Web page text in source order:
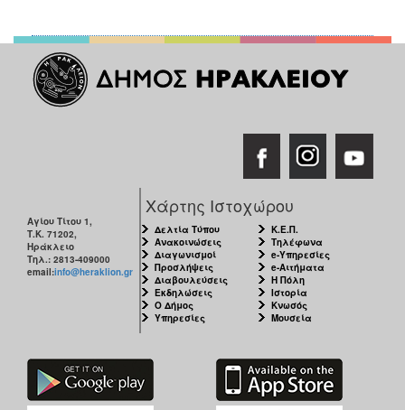
Αγίου Τίτου 1,
Τ.Κ. 71202,
Ηράκλειο
Τηλ.: 2813-409000
email:info@heraklion.gr
Χάρτης Ιστοχώρου
Δελτία Τύπου
Ανακοινώσεις
Διαγωνισμοί
Προσλήψεις
Διαβουλεύσεις
Εκδηλώσεις
Ο Δήμος
Υπηρεσίες
Κ.Ε.Π.
Τηλέφωνα
e-Υπηρεσίες
e-Αιτήματα
Η Πόλη
Ιστορία
Κνωσός
Μουσεία